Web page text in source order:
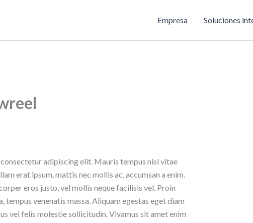
Empresa Soluciones
adipiscing elit. Mauris tempus nisl vitae
erat ipsum, mattis nec mollis ac, accumsan a enim.
eros justo, vel mollis neque facilisis vel. Proin
tempus venenatis massa. Aliquam egestas eget diam
vel felis molestie sollicitudin. Vivamus sit amet enim